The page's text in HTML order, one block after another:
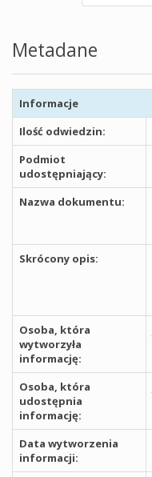
Metadane
Informacje
Ilość odwiedzin:
Podmiot
udostępniający:
Nazwa dokumentu:
Skrócony opis:
Osoba, która
wytworzyła
informację:
Osoba, która
udostępnia
informację:
Data wytworzenia
informacji: